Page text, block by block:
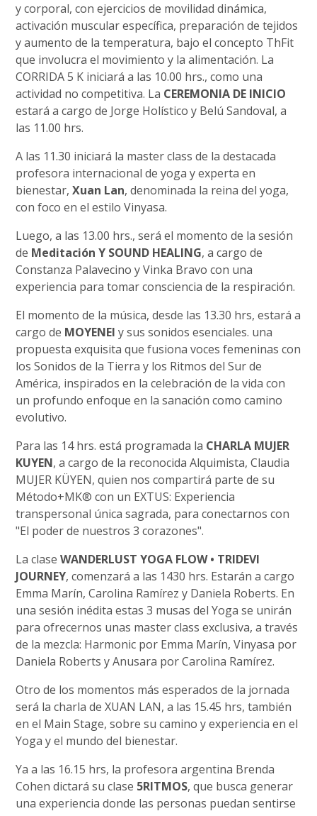
y corporal, con ejercicios de movilidad dinámica,
activación muscular específica, preparación de tejidos
y aumento de la temperatura, bajo el concepto ThFit
que involucra el movimiento y la alimentación. La
CORRIDA 5 K iniciará a las 10.00 hrs., como una
actividad no competitiva. La CEREMONIA DE INICIO
estará a cargo de Jorge Holístico y Belú Sandoval, a
las 11.00 hrs.
A las 11.30 iniciará la master class de la destacada
profesora internacional de yoga y experta en
bienestar,Xuan Lan, denominada la reina del yoga,
con foco en el estilo Vinyasa.
Luego, a las 13.00 hrs., será el momento de la sesión
de Meditación Y SOUND HEALING, a cargo de
Constanza Palavecino y Vinka Bravo con una
experiencia para tomar consciencia de la respiración.
El momento de la música, desde las 13.30 hrs, estará a
cargo de MOYENEI y sus sonidos esenciales. una
propuesta exquisita que fusiona voces femeninas con
los Sonidos de la Tierra y los Ritmos del Sur de
América, inspirados en la celebración de la vida con
un profundo enfoque en la sanación como camino
evolutivo.
Para las 14 hrs. está programada la CHARLA MUJER
KUYEN, a cargo de la reconocida Alquimista, Claudia
MUJER KÜYEN, quien nos compartirá parte de su
Método+MK®️ con un EXTUS: Experiencia
transpersonal única sagrada, para conectarnos con
"El poder de nuestros 3 corazones".
La claseWANDERLUST YOGA FLOW • TRIDEVI
JOURNEY, comenzará a las 1430 hrs. Estarán a cargo
Emma Marín, Carolina Ramírez y Daniela Roberts. En
una sesión inédita estas 3 musas del Yoga se unirán
para ofrecernos unas master class exclusiva, a través
de la mezcla: Harmonic por Emma Marín, Vinyasa por
Daniela Roberts y Anusara por Carolina Ramírez.
Otro de los momentos más esperados de la jornada
será la charla de XUAN LAN, a las 15.45 hrs, también
en el Main Stage, sobre su camino y experiencia en el
Yoga y el mundo del bienestar.
Ya a las 16.15 hrs, la profesora argentina Brenda
Cohen dictará su clase 5RITMOS, que busca generar
una experiencia donde las personas puedan sentirse